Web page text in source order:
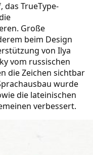
das TrueType-
Große
beim Design
von Ilya
vom russischen
die Zeichen sichtbar
wurde
die lateinischen
verbessert.